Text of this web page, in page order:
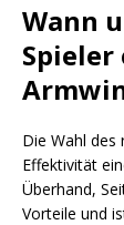
Wann
Die Wahl des
Effektivität
Überhand,
Vorteile und